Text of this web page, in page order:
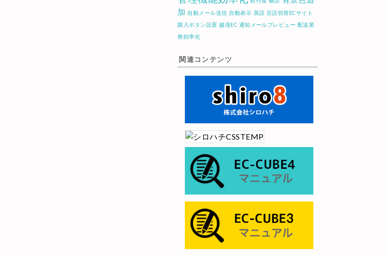
加 自動メール送信 自動表示 英語 言語切替ECサイト
購入ボタン設置 越境EC 通知メールプレビュー 配送業
務効率化
関連コンテンツ